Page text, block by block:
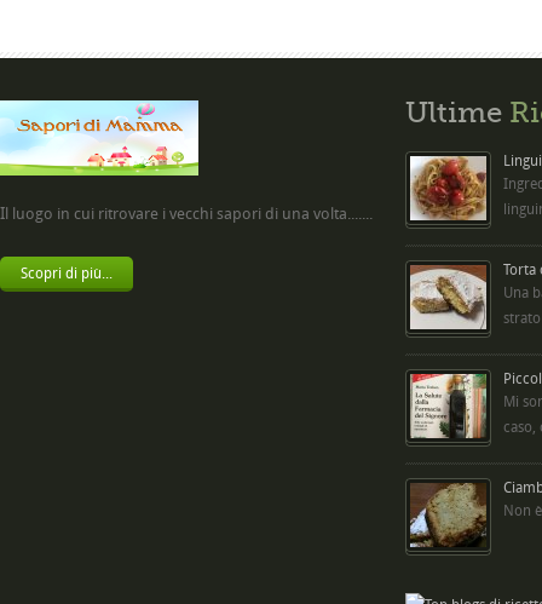
Il luogo in cui ritrovare i vecchi sapori di una volta.......
Scopri di più...
Ultime
Torta
Una
Mi
caso,
Non